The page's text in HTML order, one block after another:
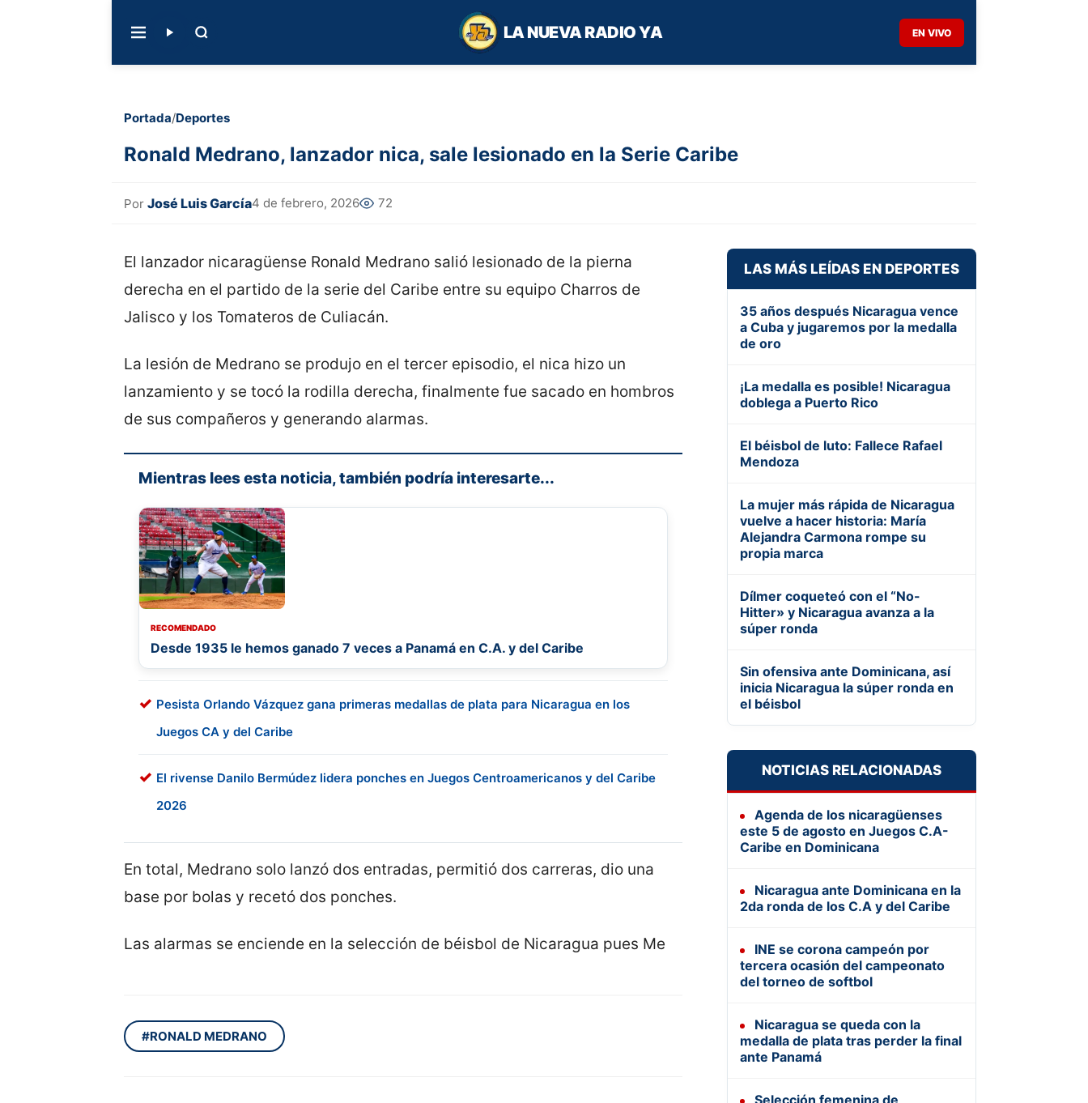
LA NUEVA RADIO YA EN VIVO
Portada/Deportes
Ronald Medrano, lanzador nica, sale lesionado en la Serie Caribe
Por José Luis García4 de febrero, 2026 72
El lanzador nicaragüense Ronald Medrano salió lesionado de la pierna
derecha en el partido de la serie del Caribe entre su equipo Charros de
Jalisco y los Tomateros de Culiacán.
La lesión de Medrano se produjo en el tercer episodio, el nica hizo un
lanzamiento y se tocó la rodilla derecha, finalmente fue sacado en hombros
de sus compañeros y generando alarmas.
Mientras lees esta noticia, también podría interesarte...
RECOMENDADO
Desde 1935 le hemos ganado 7 veces a Panamá en C.A. y del Caribe
Pesista Orlando Vázquez gana primeras medallas de plata para Nicaragua en los
Juegos CA y del Caribe
El rivense Danilo Bermúdez lidera ponches en Juegos Centroamericanos y del Caribe
2026
En total, Medrano solo lanzó dos entradas, permitió dos carreras, dio una
base por bolas y recetó dos ponches.
Las alarmas se enciende en la selección de béisbol de Nicaragua pues Me
#RONALD MEDRANO
LAS MÁS LEÍDAS EN DEPORTES
35 años después Nicaragua vence
a Cuba y jugaremos por la medalla
de oro
¡La medalla es posible! Nicaragua
doblega a Puerto Rico
El béisbol de luto: Fallece Rafael
Mendoza
La mujer más rápida de Nicaragua
vuelve a hacer historia: María
Alejandra Carmona rompe su
propia marca
Dílmer coqueteó con el “No-
Hitter» y Nicaragua avanza a la
súper ronda
Sin ofensiva ante Dominicana, así
inicia Nicaragua la súper ronda en
el béisbol
NOTICIAS RELACIONADAS
Agenda de los nicaragüenses
este 5 de agosto en Juegos C.A-
Caribe en Dominicana
Nicaragua ante Dominicana en la
2da ronda de los C.A y del Caribe
INE se corona campeón por
tercera ocasión del campeonato
del torneo de softbol
Nicaragua se queda con la
medalla de plata tras perder la final
ante Panamá
Selección femenina de